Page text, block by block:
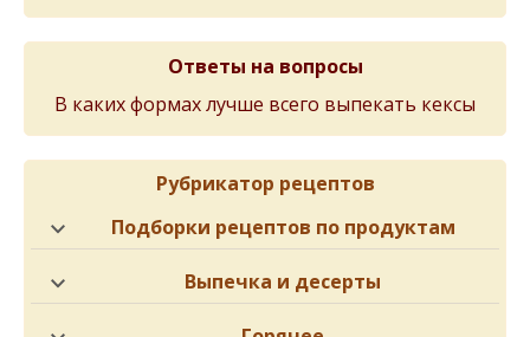
Ответы на вопросы
В каких формах лучше всего выпекать кексы
Рубрикатор рецептов
Подборки рецептов по продуктам
Выпечка и десерты